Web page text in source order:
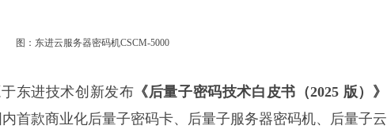
图：东进云服务器密码机CSCM-5000
于东进技术创新发布 《后量子密码技术白皮书（2025 版）》
内首款商业化后量子密码卡、后量子服务器密码机、后量子云